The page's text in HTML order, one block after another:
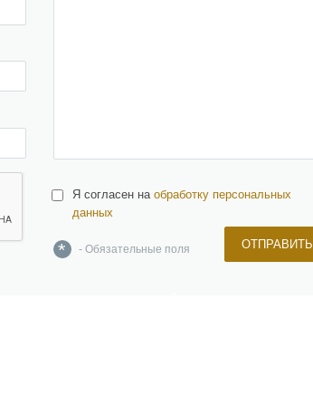
Я согласен на обработку персональных
данных
* - Обязательные поля ОТПРАВИТЬ